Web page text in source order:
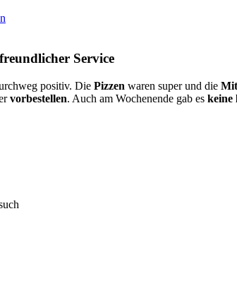
Service
positiv. Die Pizzen waren super und die
vorbestellen. Auch am Wochenende gab es keine